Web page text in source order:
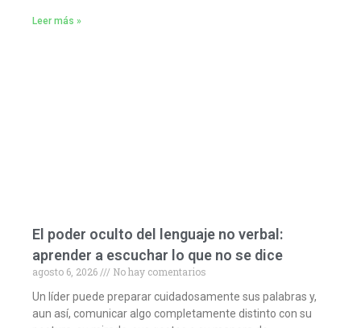
Leer más »
El poder oculto del lenguaje no verbal:
aprender a escuchar lo que no se dice
agosto 6, 2026
No hay comentarios
Un líder puede preparar cuidadosamente sus palabras y,
aun así, comunicar algo completamente distinto con su